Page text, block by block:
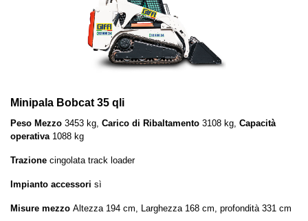
Minipala Bobcat 35 qli
Peso Mezzo 3453 kg, Carico di Ribaltamento 3108 kg, Capacità
operativa 1088 kg
Trazione cingolata track loader
Impianto accessori sì
Misure mezzo Altezza 194 cm, Larghezza 168 cm, profondità 331 cm